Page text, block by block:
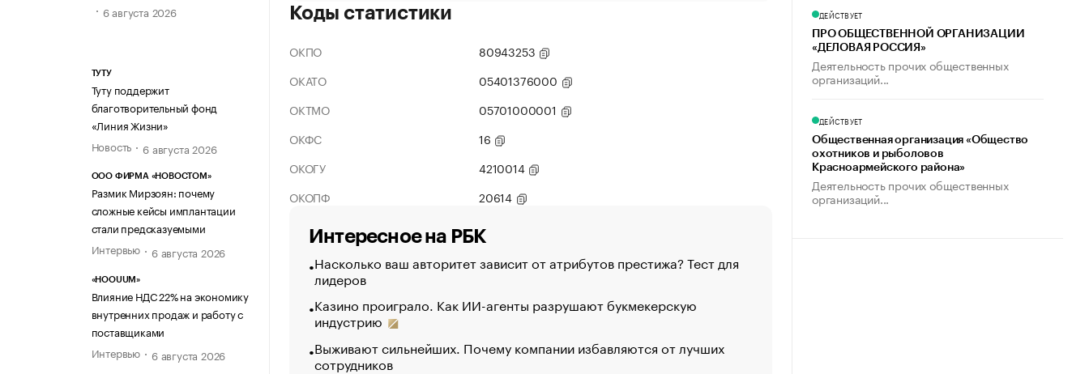
6 августа 2026
ТУТУ
Туту поддержит
благотворительный фонд
«Линия Жизни»
Новость
6 августа 2026
ООО ФИРМА «НОВОСТОМ»
Размик Мирзоян: почему
сложные кейсы имплантации
стали предсказуемыми
Интервью
6 августа 2026
«HOOUUM»
Влияние НДС 22% на экономику
внутренних продаж и работу с
поставщиками
Интервью
6 августа 2026
Коды статистики
ОКПО
80943253
ОКАТО
05401376000
ОКТМО
05701000001
ОКФС
16
ОКОГУ
4210014
ОКОПФ
20614
Интересное на РБК
Насколько ваш авторитет зависит от атрибутов престижа? Тест для
лидеров
Казино проиграло. Как ИИ-агенты разрушают букмекерскую
индустрию
Выживают сильнейших. Почему компании избавляются от лучших
сотрудников
ДЕЙСТВУЕТ
ПРО ОБЩЕСТВЕННОЙ ОРГАНИЗАЦИИ
«ДЕЛОВАЯ РОССИЯ»
Деятельность прочих общественных
организаций...
ДЕЙСТВУЕТ
Общественная организация «Общество
охотников и рыболовов
Красноармейского района»
Деятельность прочих общественных
организаций...